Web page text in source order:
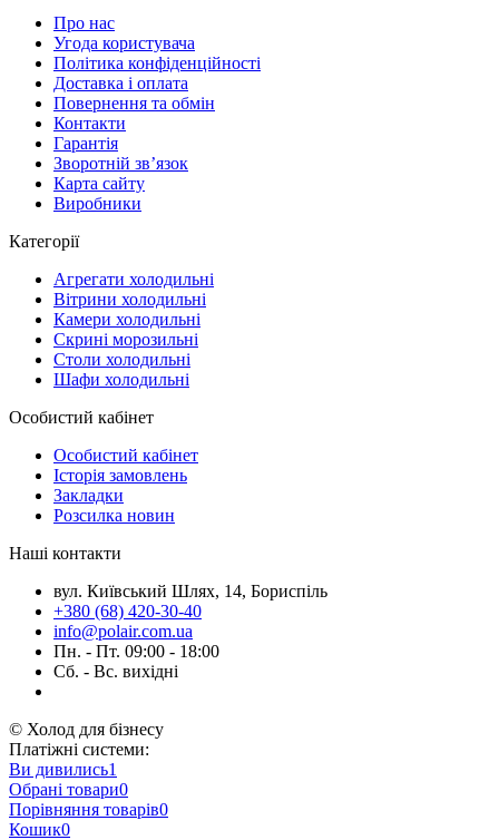
Про нас
Угода користувача
Політика конфіденційності
Доставка і оплата
Повернення та обмін
Контакти
Гарантія
Зворотній зв’язок
Карта сайту
Виробники
Категорії
Агрегати холодильні
Вітрини холодильні
Камери холодильні
Скрині морозильні
Столи холодильні
Шафи холодильні
Особистий кабінет
Особистий кабінет
Історія замовлень
Закладки
Розсилка новин
Наші контакти
вул. Київський Шлях, 14, Бориспіль
+380 (68) 420-30-40
info@polair.com.ua
Пн. - Пт. 09:00 - 18:00
Сб. - Вс. вихідні
© Холод для бізнесу
Платіжні системи:
Ви дивились1
Обрані товари0
Порівняння товарів0
Кошик0